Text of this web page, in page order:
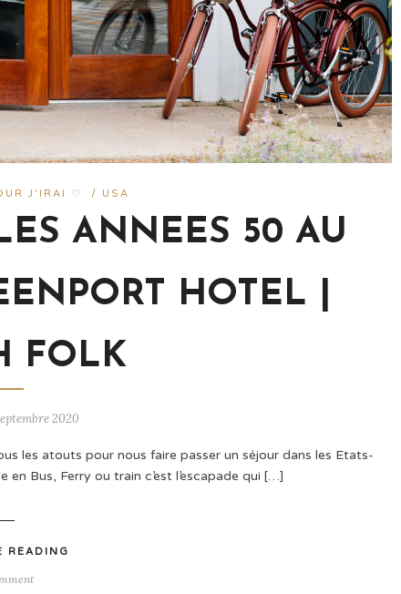
J'IRAI ♡ / USA
ANNEES 50 AU
HOTEL |
FOLK
2020
les atouts pour nous faire passer un séjour dans les Etats-
Bus, Ferry ou train c’est l’escapade qui […]
READING